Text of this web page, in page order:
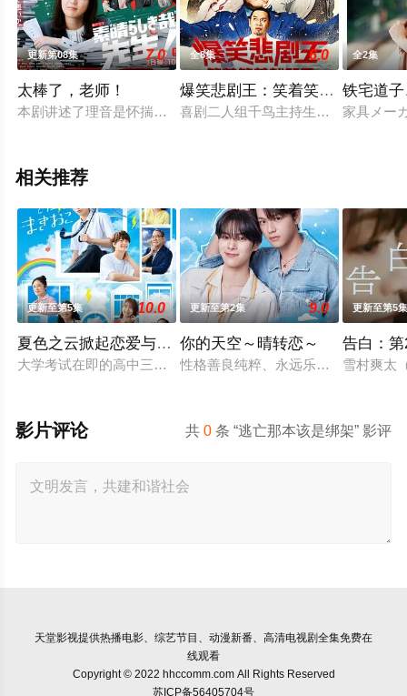
更新第08集 7.0
太棒了，老师！
本剧讲述了理音是怀揣梦想和希望，投身于教育现场的Z世代高
全8集 6.0
爆笑悲剧王：笑着笑着就哭了第
喜剧二人组千鸟主持生存脱口秀节目
全2集
铁宅道
家具メー
相关推荐
更新至第5集 10.0
夏色之云掀起恋爱与风暴
大学考试在即的高中三年级生武宫夏辉（深田龙生饰），在经
更新至第2集 9.0
你的天空～晴转恋～
性格善良纯粹、永远乐观开朗的阳光
更新至第5
告白：
雪村爽太
共0 条 “逃亡那本该是绑架” 影评
影片评论
天堂影视提供热播电影、综艺节目、动漫新番、高清电视剧全集免费在
线观看
Copyright © 2022 hhccomm.com All Rights Reserved
苏ICP备56405704号